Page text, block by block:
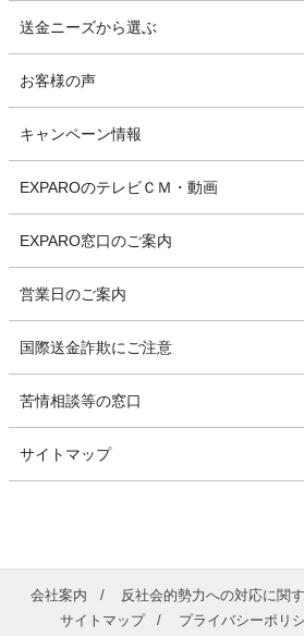
送金ニーズから選ぶ
お客様の声
キャンペーン情報
EXPAROのテレビＣＭ・動画
EXPARO窓口のご案内
営業日のご案内
国際送金詐欺にご注意
苦情相談等の窓口
サイトマップ
会社案内 反社会的勢力への対応に関
サイトマップ
プライバシーポリ